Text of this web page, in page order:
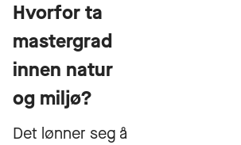
Hvorfor ta
mastergrad
innen natur
og miljø?
Det lønner seg å